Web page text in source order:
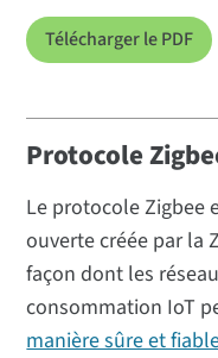
Télécharger le PDF
Protocole
Le protocole Zigbee
ouverte créée par la
façon dont les
consommation IoT
manière sûre et